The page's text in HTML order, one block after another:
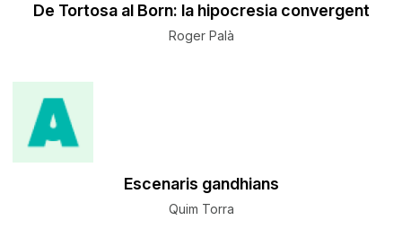
De Tortosa al Born: la hipocresia convergent
Roger Palà
Escenaris gandhians
Quim Torra